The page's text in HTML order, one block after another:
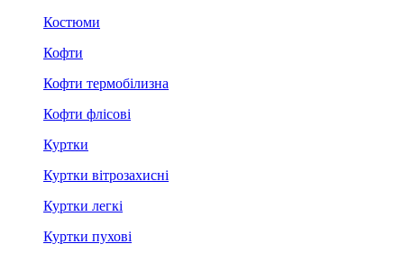
Костюми
Кофти
Кофти термобілизна
Кофти флісові
Куртки
Куртки вітрозахисні
Куртки легкі
Куртки пухові